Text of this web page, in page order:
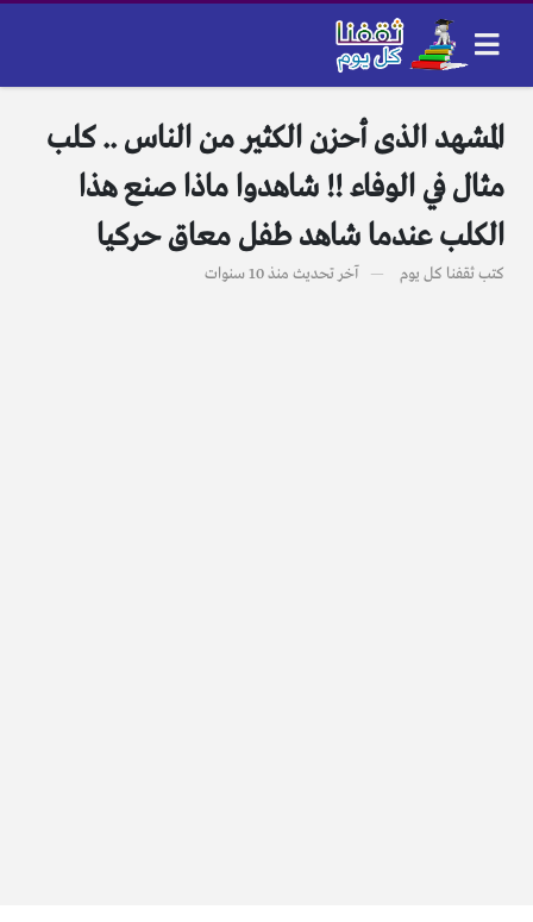
المشهد الذى أحزن الكثير من الناس .. كلب
مثال في الوفاء !! شاهدوا ماذا صنع هذا
الكلب عندما شاهد طفل معاق حركيا
كتبثقفنا كل يوم آخر تحديث منذ 10 سنوات